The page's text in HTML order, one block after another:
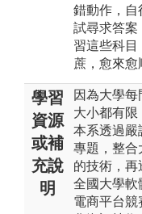
錯動作，自
試尋求答案
習這些科目
蔗，愈來愈
學習
資源
或補
充說
明
因為大學每
大小都有限
本系透過嚴
專題，整合
的技術，再
全國大學軟
電商平台競